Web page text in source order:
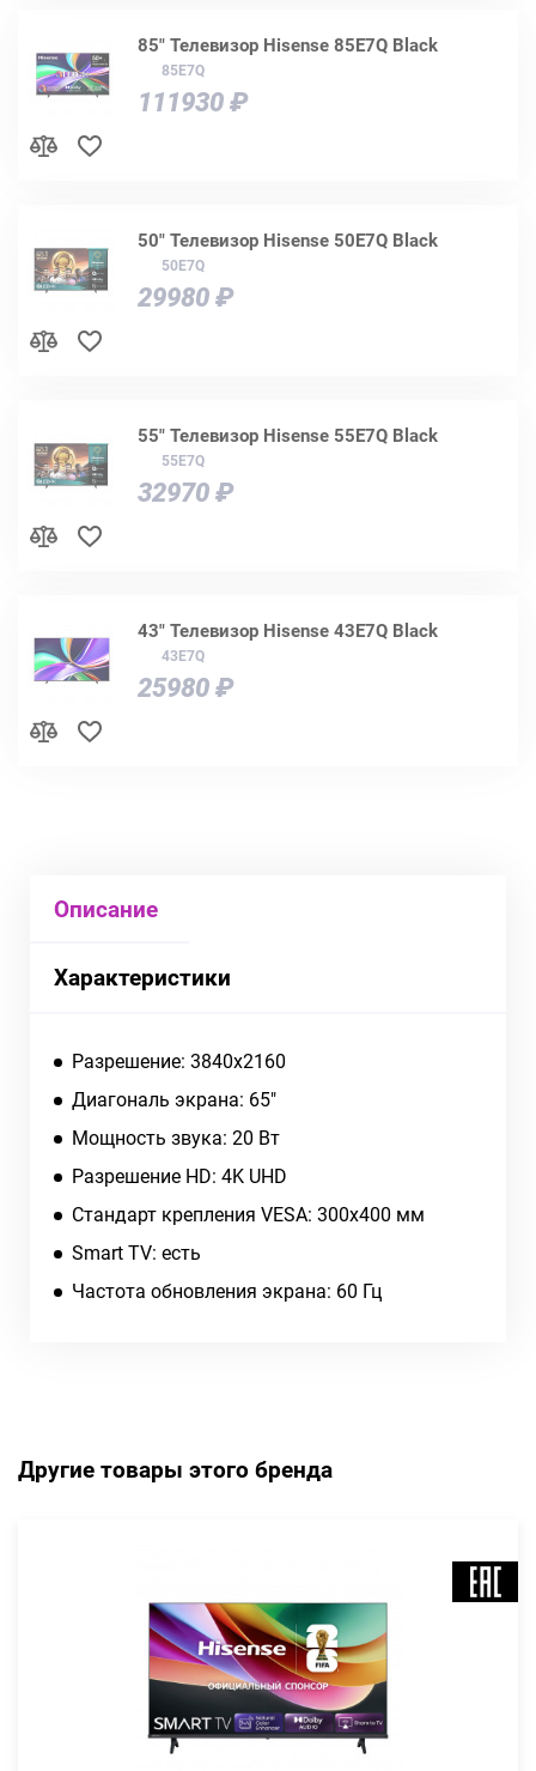
85" Телевизор Hisense 85E7Q Black
85E7Q
111930 ₽
50" Телевизор Hisense 50E7Q Black
50E7Q
29980 ₽
55" Телевизор Hisense 55E7Q Black
55E7Q
32970 ₽
43" Телевизор Hisense 43E7Q Black
43E7Q
25980 ₽
Описание
Характеристики
Разрешение: 3840x2160
Диагональ экрана: 65"
Мощность звука: 20 Вт
Разрешение HD: 4K UHD
Стандарт крепления VESA: 300x400 мм
Smart TV: есть
Частота обновления экрана: 60 Гц
Другие товары этого бренда